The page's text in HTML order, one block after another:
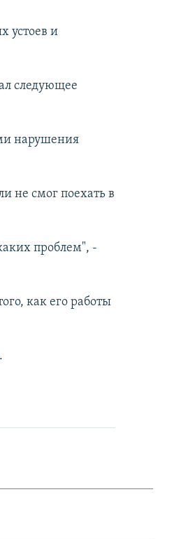
устоев и
следующее
нарушения
не смог поехать в
проблем", -
как его работы